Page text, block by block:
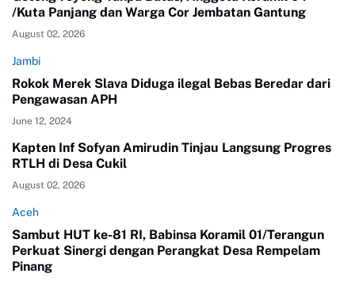
/Kuta Panjang dan Warga Cor Jembatan Gantung
August 02, 2026
Jambi
Rokok Merek Slava Diduga ilegal Bebas Beredar dari
Pengawasan APH
June 12, 2024
Kapten Inf Sofyan Amirudin Tinjau Langsung Progres
RTLH di Desa Cukil
August 02, 2026
Aceh
Sambut HUT ke-81 RI, Babinsa Koramil 01/Terangun
Perkuat Sinergi dengan Perangkat Desa Rempelam
Pinang